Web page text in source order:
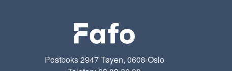
Postboks 2947 Tøyen, 0608 Oslo